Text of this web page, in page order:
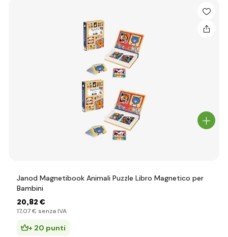
Janod Magnetibook Animali Puzzle Libro Magnetico per
Bambini
20,82 €
17,07 € senza IVA
+ 20 punti